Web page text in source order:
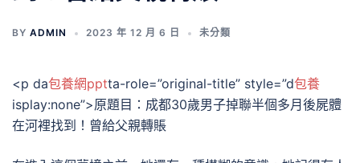
BY ADMIN 2023 年 12 月 6 日 未分類
<p da包養網pptta-role=”original-title” style=”d包養
isplay:none”>原題目：成都30歲男子掉聯半個多月後屍體
在河裡找到！曾給父親轉賬